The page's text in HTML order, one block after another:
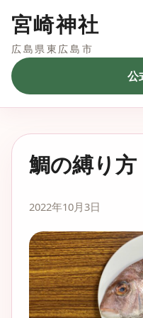
宮崎神社
広島県東広島市
公
鯛の縛り方
2022年10月3日